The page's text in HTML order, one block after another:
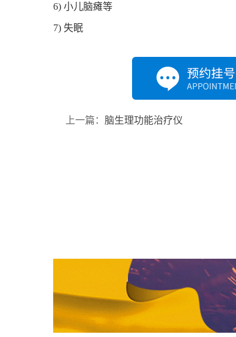
6) 小儿脑瘫等
7) 失眠
上一篇： 脑生理功能治疗仪